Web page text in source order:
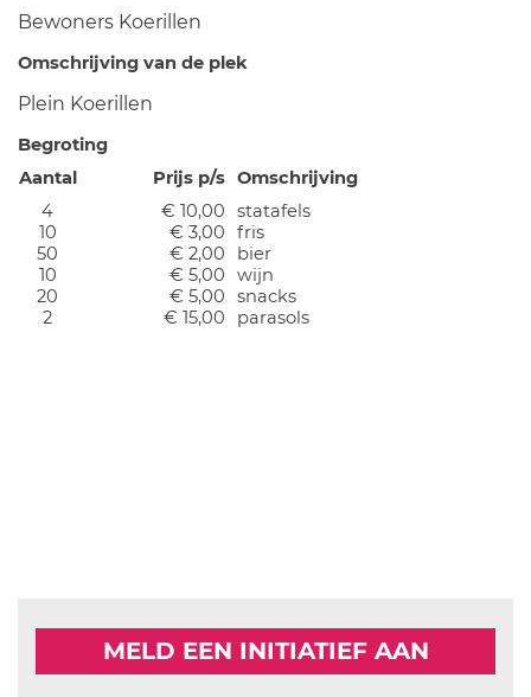
Bewoners Koerillen
Omschrijving van de plek
Plein Koerillen
Begroting
Aantal
Prijs p/s Omschrijving
4
€ 10,00
statafels
10
€ 3,00
fris
50
€ 2,00
bier
10
€ 5,00
wijn
20
€ 5,00
snacks
2
€ 15,00 parasols
MELD EEN INITIATIEF AAN